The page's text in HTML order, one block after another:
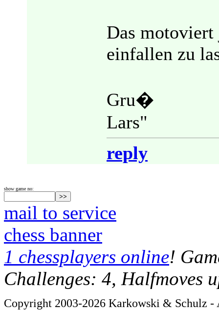
Das
einfallen zu
Gru�
Lars"
reply
show game no:
mail to service
chess banner
1 chessplayers online!
Challenges: 4, Halfmoves
Copyright 2003-2026 Karkowski & Schulz